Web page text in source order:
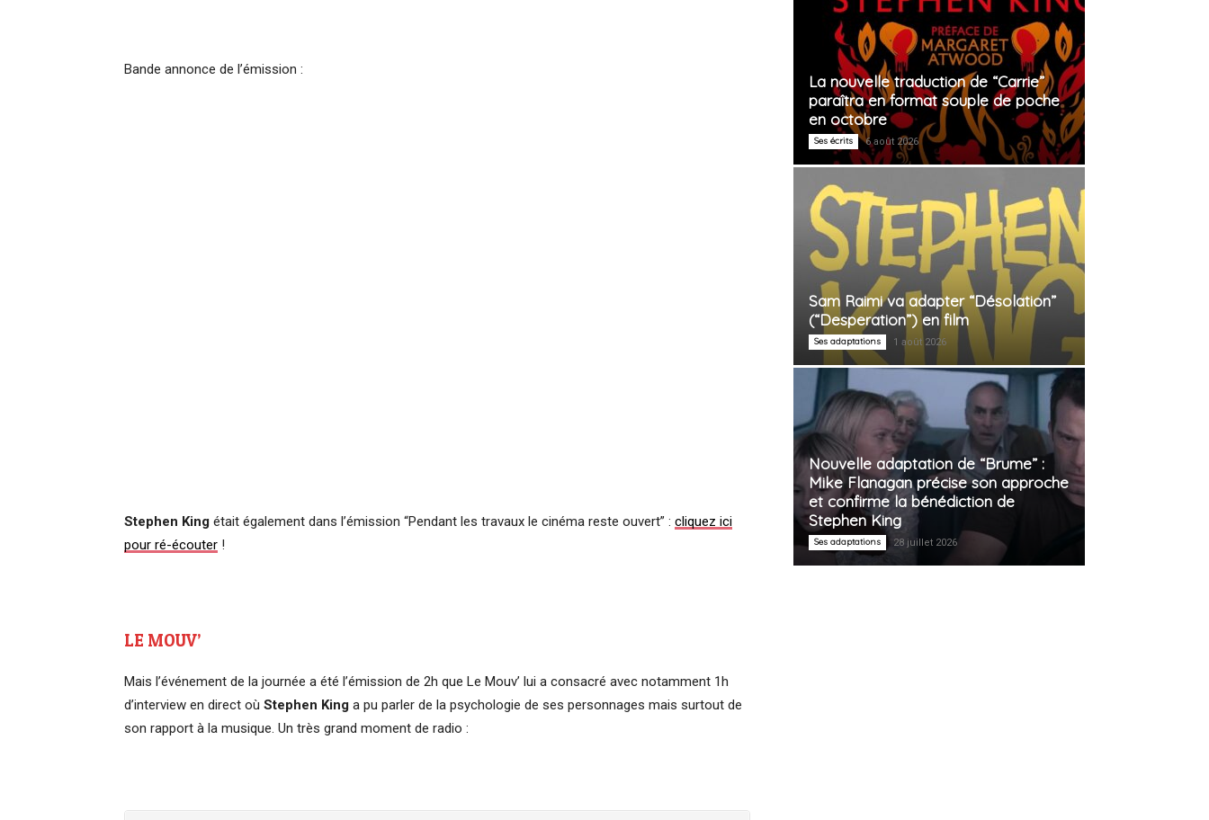
Bande annonce de l’émission :
Stephen King était également dans l’émission “Pendant les travaux le cinéma reste ouvert” : cliquez ici
pour ré-écouter !
LE MOUV’
Mais l’événement de la journée a été l’émission de 2h que Le Mouv’ lui a consacré avec notamment 1h
d’interview en direct où Stephen King a pu parler de la psychologie de ses personnages mais surtout de
son rapport à la musique. Un très grand moment de radio :
La nouvelle traduction de “Carrie”
paraîtra en format souple de poche
en octobre
Ses écrits 6 août 2026
Sam Raimi va adapter “Désolation”
(“Desperation”) en film
Ses adaptations 1 août 2026
Nouvelle adaptation de “Brume” :
Mike Flanagan précise son approche
et confirme la bénédiction de
Stephen King
Ses adaptations 28 juillet 2026